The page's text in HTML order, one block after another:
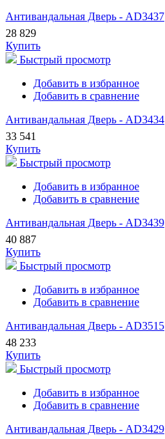
Антивандальная Дверь - AD3437
28 829
Купить
Быстрый просмотр
Добавить в избранное
Добавить в сравнение
Антивандальная Дверь - AD3434
33 541
Купить
Быстрый просмотр
Добавить в избранное
Добавить в сравнение
Антивандальная Дверь - AD3439
40 887
Купить
Быстрый просмотр
Добавить в избранное
Добавить в сравнение
Антивандальная Дверь - AD3515
48 233
Купить
Быстрый просмотр
Добавить в избранное
Добавить в сравнение
Антивандальная Дверь - AD3429